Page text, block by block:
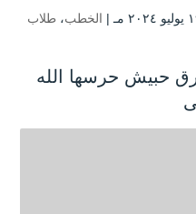
الخطب، طلاب
حبيش حرسها الله